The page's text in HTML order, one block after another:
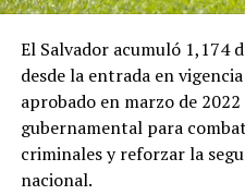
El Salvador acumuló 1,174
desde la entrada en
aprobado en marzo de
gubernamental para
criminales y reforzar la
nacional.